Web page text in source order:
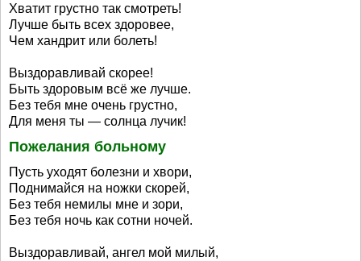
Хватит грустно так смотреть!
Лучше быть всех здоровее,
Чем хандрит или болеть!
Выздоравливай скорее!
Быть здоровым всё же лучше.
Без тебя мне очень грустно,
Для меня ты — солнца лучик!
Пожелания больному
Пусть уходят болезни и хвори,
Поднимайся на ножки скорей,
Без тебя немилы мне и зори,
Без тебя ночь как сотни ночей.
Выздоравливай, ангел мой милый,